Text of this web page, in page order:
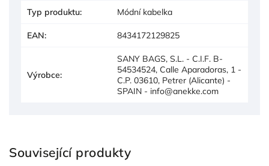
Typ produktu: Módní kabelka
EAN: 8434172129825
Výrobce:
SANY BAGS, S.L. - C.I.F. B-
54534524, Calle Aparadoras, 1 -
C.P. 03610, Petrer (Alicante) -
SPAIN - info@anekke.com
Související produkty